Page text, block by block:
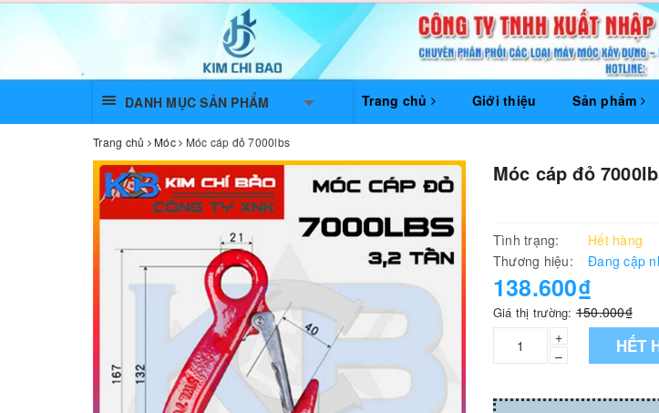
DANH MỤC SẢN PHẨM Trang chủ Giới thiệu Sản phẩm
Trang chủ Móc Móc cáp đỏ 7000lbs
Móc cáp đỏ
Tình trạng:
Hết hàng
Thương hiệu:
Đang cập
138.600₫
Giá thị trường:150.000₫
+
–
HẾT